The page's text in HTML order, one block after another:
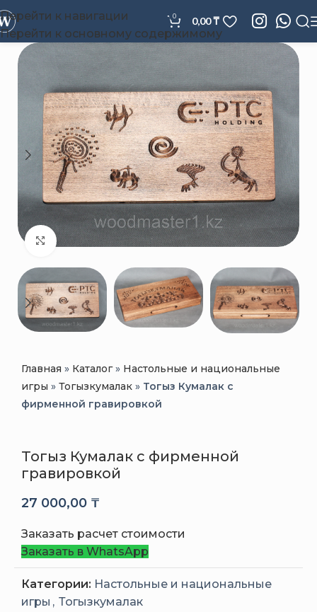
Перейти к навигации
Перейти к основному содержимому
0 0,00₸
Нажмите, чтобы увеличить
Главная » Каталог» Настольные и национальные
игры » Тогызкумалак » Тогыз Кумалак с
фирменной гравировкой
Тогыз Кумалак с фирменной
гравировкой
27 000,00 ₸
Заказать расчет стоимости
Заказать в WhatsApp
Категории: Настольные и национальные
игры , Тогызкумалак